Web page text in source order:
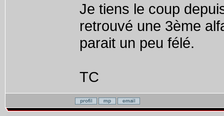
Je tiens le coup
retrouvé une 3ème
parait un peu félé.
TC